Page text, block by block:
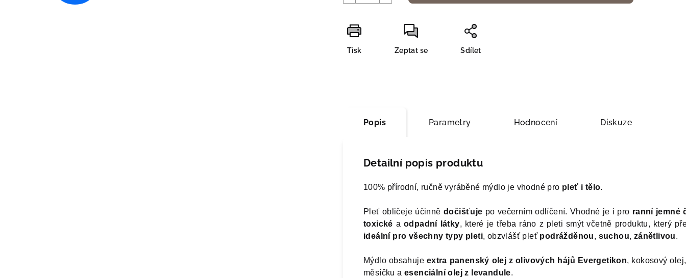
Tisk Zeptat se Sdílet
Popis Parametry Hodnocení Diskuze
Detailní popis produktu
100% přírodní, ručně vyráběné mýdlo je vhodné pro pleť i tělo.
Pleť obličeje účinně dočišťuje po večerním odlíčení. Vhodné je i pro ranní jemné
toxické a odpadní látky, které je třeba ráno z pleti smýt včetně produktu, který
ideální pro všechny typy pleti, obzvlášť pleť podrážděnou, suchou, zánětlivou.
Mýdlo obsahuje extra panenský olej z olivových hájů Evergetikon, kokosový
měsíčku aesenciální olej z levandule.